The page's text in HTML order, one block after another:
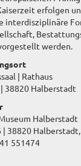
erfolgen
interdisziplinäre
werden.
| Rathaus
38820 Halberstadt
Halberstadt
| 38820 Halberstadt,
551474